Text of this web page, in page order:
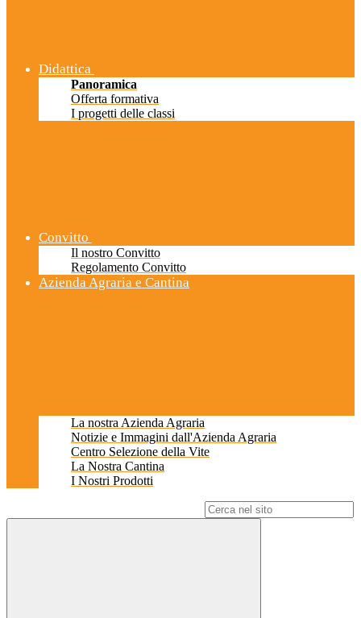
Didattica
Panoramica
Offerta formativa
I progetti delle classi
Convitto
Il nostro Convitto
Regolamento Convitto
Azienda Agraria e Cantina
La nostra Azienda Agraria
Notizie e Immagini dall'Azienda Agraria
Centro Selezione della Vite
La Nostra Cantina
I Nostri Prodotti